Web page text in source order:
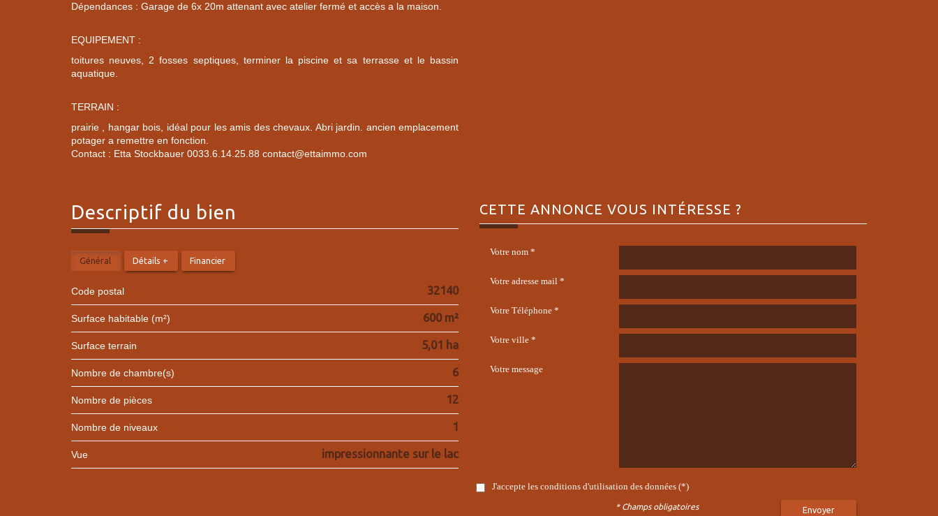
Dépendances : Garage de 6x 20m attenant avec atelier fermé et accès a la maison.
EQUIPEMENT :
toitures neuves, 2 fosses septiques, terminer la piscine et sa terrasse et le bassin
aquatique.
TERRAIN :
prairie , hangar bois, idéal pour les amis des chevaux. Abri jardin. ancien emplacement
potager a remettre en fonction.
Contact : Etta Stockbauer 0033.6.14.25.88 contact@ettaimmo.com
descriptif du bien
Général Détails + Financier
Code postal 32140
Surface habitable (m²) 600 m²
surface terrain 5,01 ha
Nombre de chambre(s) 6
Nombre de pièces 12
Nombre de niveaux 1
Vue impressionnante sur le lac
CETTE ANNONCE VOUS INTÉRESSE ?
Votre nom *
Votre adresse mail *
Votre Téléphone *
Votre ville *
Votre message
J'accepte les conditions d'utilisation des données (*)
Envoyer
* Champs obligatoires